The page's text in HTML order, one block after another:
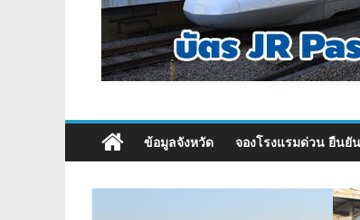
ข้อมูลจังหวัด จองโรงแรมด่วน ยืนยั